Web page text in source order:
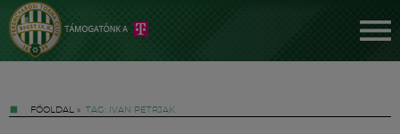
FŐOLDAL » TAG: IVAN PETRJAK